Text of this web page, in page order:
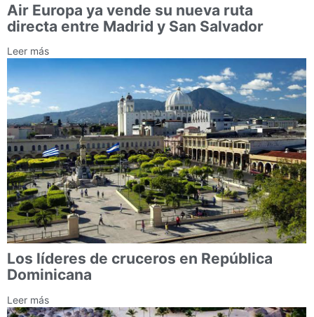
Air Europa ya vende su nueva ruta
directa entre Madrid y San Salvador
Leer más
Los líderes de cruceros en República
Dominicana
Leer más